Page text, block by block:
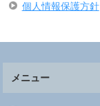
個人情報保護方針
メニュー